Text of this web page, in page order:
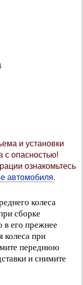
и установки
с опасностью!
ознакомьтесь
автомобиля.
колеса
сборке
в его прежнее
колеса при
переднюю
и снимите